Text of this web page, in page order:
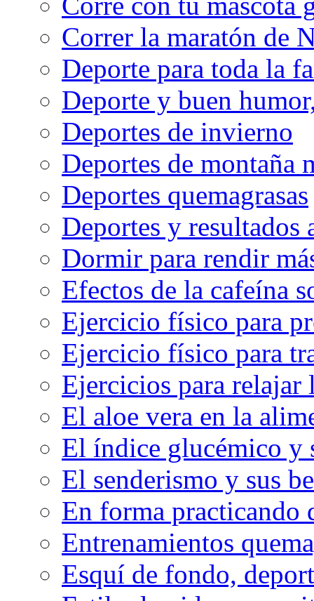
Correr la maratón de
Deporte para toda la
Deporte y buen
Deportes de invierno
Deportes de montaña
Deportes quemagrasas
Deportes y resultados
Dormir para rendir
Efectos de la cafeína
Ejercicio físico para
Ejercicio físico para
Ejercicios para relajar
El aloe vera en la
El índice glucémico y
El senderismo y sus
En forma practicando
Entrenamientos
Esquí de fondo,